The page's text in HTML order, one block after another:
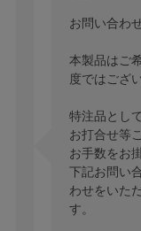
お問い合わ
本製品はご
度ではござ
特注品とし
お打合せ等
お手数をお
下記お問い
わせをいた
す。